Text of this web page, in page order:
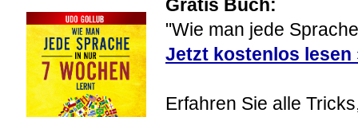
Gratis Buch:
"Wie man jede
Jetzt kostenlos lesen
Erfahren Sie alle